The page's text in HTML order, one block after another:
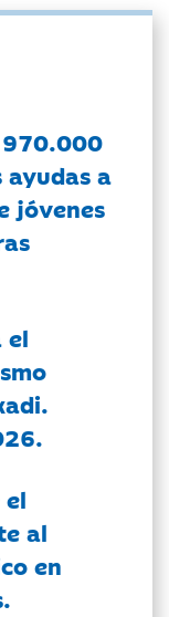
970.000
a
jóvenes
el
el
al
en